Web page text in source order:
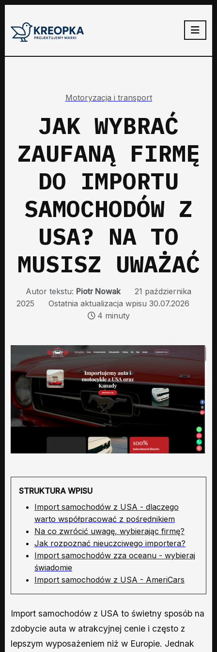
Motoryzacja i transport
JAK WYBRAĆ
ZAUFANĄ FIRMĘ
DO IMPORTU
SAMOCHODÓW Z
USA? NA TO
MUSISZ UWAŻAĆ
Autor tekstu: Piotr Nowak
21 października
2025
Ostatnia aktualizacja wpisu 30.07.2026
4 minuty
STRUKTURA WPISU
Import samochodów z USA - dlaczego
warto współpracować z pośrednikiem
Na co zwrócić uwagę, wybierając firmę?
Jak rozpoznać nieuczciwego importera?
Import samochodów zza oceanu - wybieraj
świadomie
Import samochodów z USA - AmeriCars
Import samochodów z USA to świetny sposób na
zdobycie auta w atrakcyjnej cenie i często z
lepszym wyposażeniem niż w Europie. Jednak